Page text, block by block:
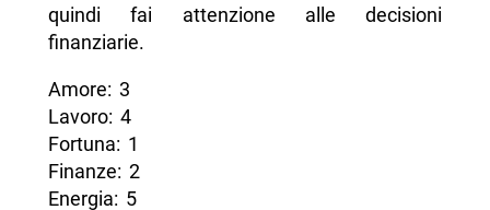
quindi fai attenzione alle decisioni
finanziarie.
Amore: 3
Lavoro: 4
Fortuna: 1
Finanze: 2
Energia: 5